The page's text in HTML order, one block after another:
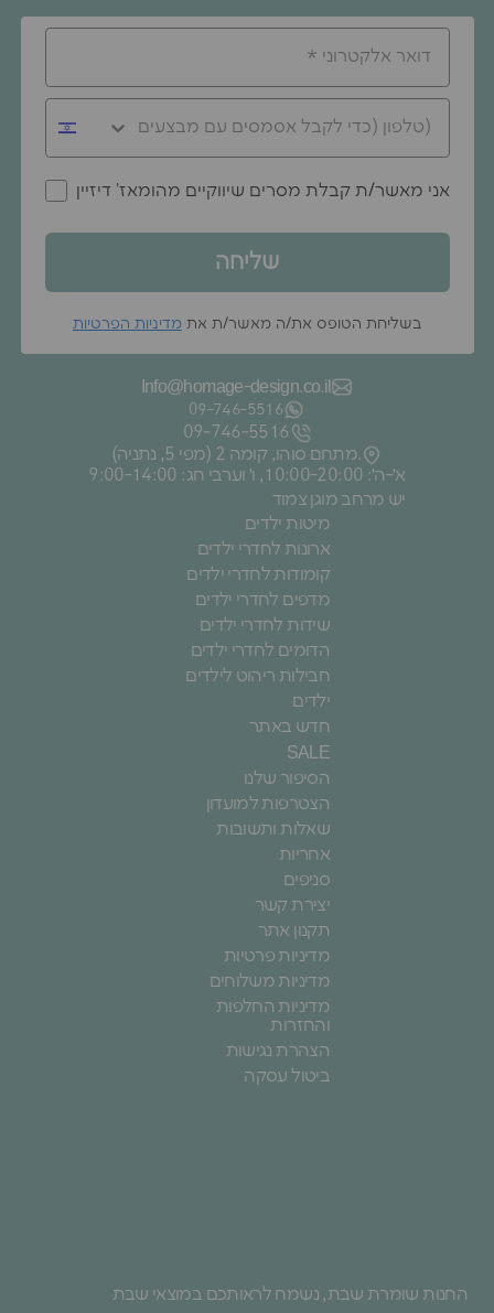
אני מאשר/ת קבלת מסרים שיווקיים מהומאז' דיזיין
שליחה
בשליחת הטופס את/ה מאשר/ת את מדיניות הפרטיות
Info@homage-design.co.il
09‑746‑5516
09‑746‑5516
מתחם סוהו, קומה 2 (מפי 5, נתניה).
א׳-ה׳: 10:00-20:00, ו׳ וערבי חג: 9:00-14:00
יש מרחב מוגן צמוד
מיטות ילדים
ארונות לחדרי ילדים
קומודות לחדרי ילדים
מדפים לחדרי ילדים
שידות לחדרי ילדים
הדומים לחדרי ילדים
חבילות ריהוט לילדים
ילדים
חדש באתר
SALE
הסיפור שלנו
הצטרפות למועדון
שאלות ותשובות
אחריות
סניפים
יצירת קשר
תקנון אתר
מדיניות פרטיות
מדיניות משלוחים
מדיניות החלפות
והחזרות
הצהרת נגישות
ביטול עסקה
החנות שומרת שבת, נשמח לראותכם במוצאי שבת